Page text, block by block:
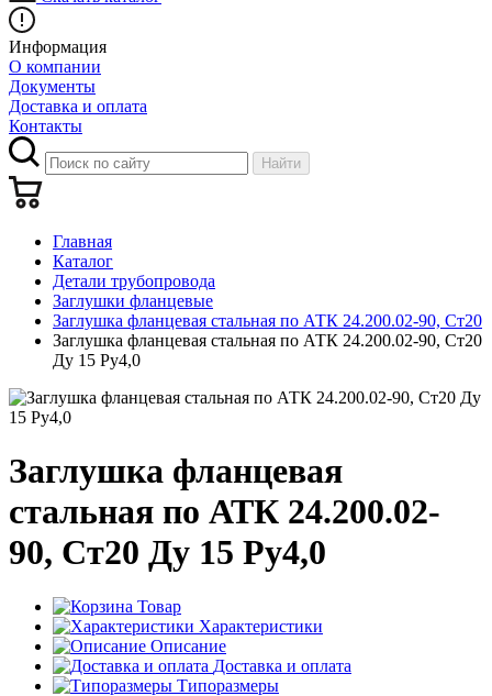
Информация
О компании
Документы
Доставка и оплата
Контакты
Найти
Главная
Каталог
Детали трубопровода
Заглушки фланцевые
Заглушка фланцевая стальная по АТК 24.200.02-90, Ст20
Заглушка фланцевая стальная по АТК 24.200.02-90, Ст20
Ду 15 Ру4,0
Заглушка фланцевая
стальная по АТК 24.200.02-
90, Ст20 Ду 15 Ру4,0
Товар
Характеристики
Описание
Доставка и оплата
Типоразмеры